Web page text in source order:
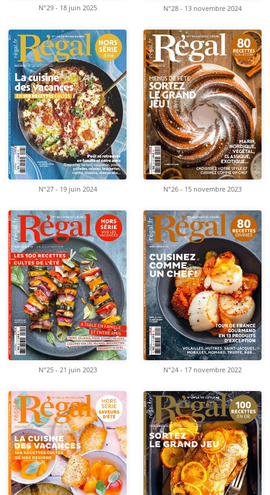
N°29 - 18 juin 2025 N°28 - 13 novembre 2024
N°27 - 19 juin 2024 N°26 - 15 novembre 2023
N°25 - 21 juin 2023 N°24 - 17 novembre 2022